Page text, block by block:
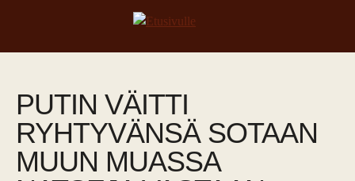
PUTIN VÄITTI
RYHTYVÄNSÄ SOTAAN
MUUN MUASSA